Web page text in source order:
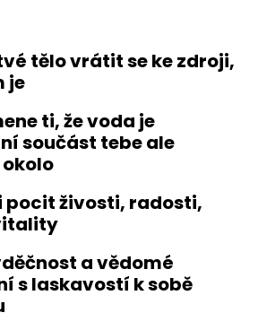
tělo vrátit se ke zdroji,
je
ti, že voda je
součást tebe ale
živosti, radosti,
a vědomé
s laskavostí k sobě